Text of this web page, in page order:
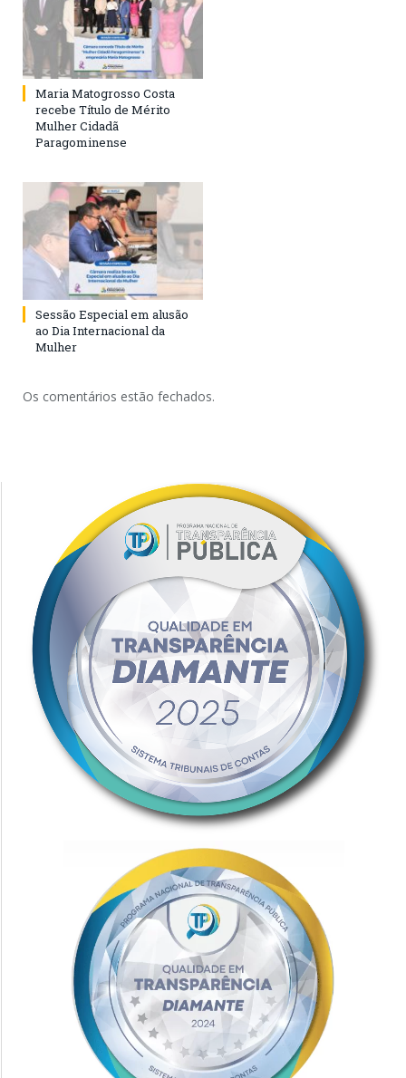
Maria Matogrosso Costa
recebe Título de Mérito
Mulher Cidadã
Paragominense
Sessão Especial em alusão
ao Dia Internacional da
Mulher
Os comentários estão fechados.